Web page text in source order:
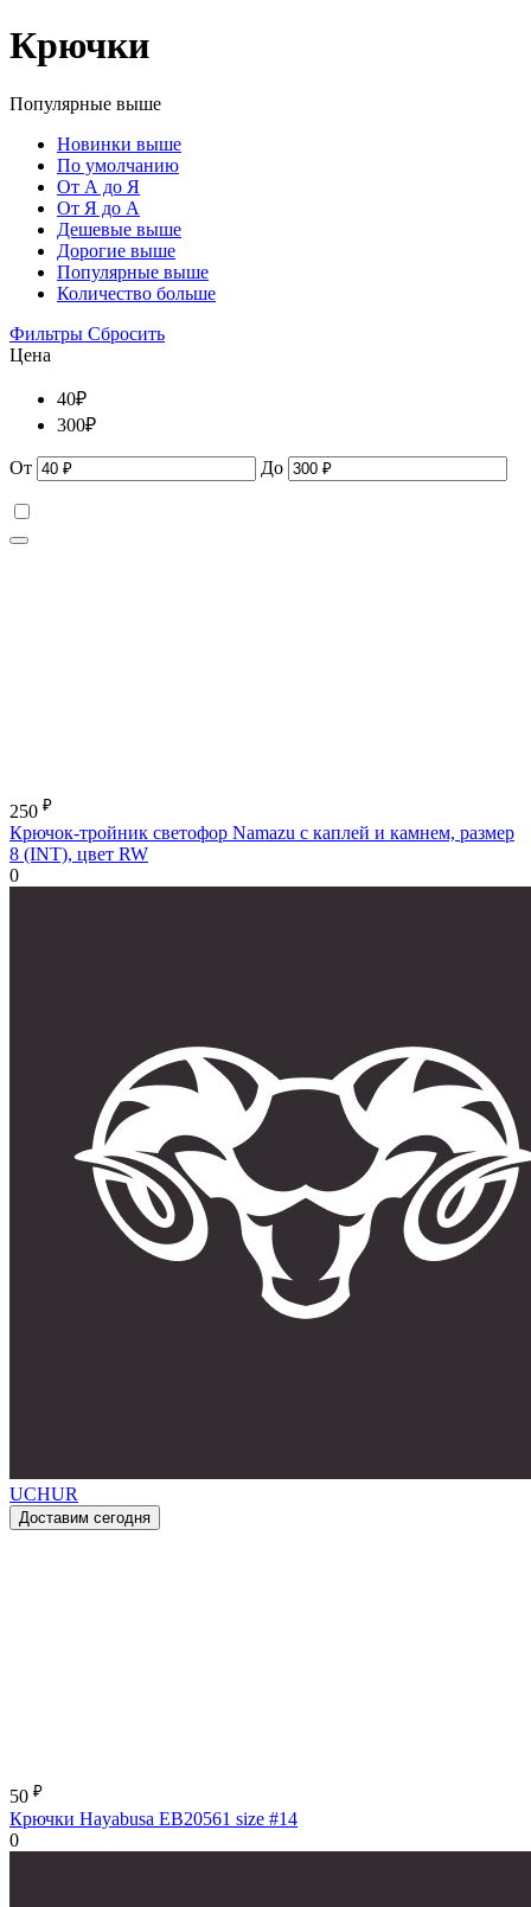
Крючки
Популярные выше
Новинки выше
По умолчанию
От А до Я
От Я до А
Дешевые выше
Дорогие выше
Популярные выше
Количество больше
Фильтры Сбросить
Цена
40₽
300₽
От До
250 ₽
Крючок-тройник светофор Namazu с каплей и камнем, размер
8 (INT), цвет RW
0
UCHUR
Доставим сегодня
50 ₽
Крючки Hayabusa EB20561 size #14
0